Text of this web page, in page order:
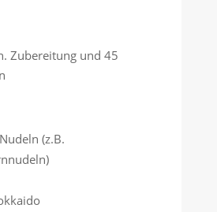
Zubereitung und 45
(z.B.